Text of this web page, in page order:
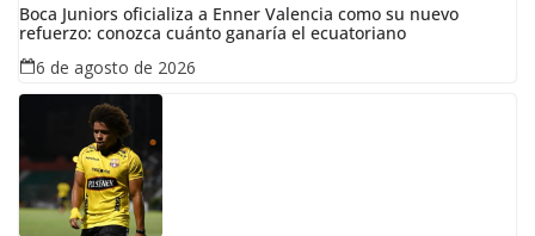
Boca Juniors oficializa a Enner Valencia como su nuevo
refuerzo: conozca cuánto ganaría el ecuatoriano
6 de agosto de 2026